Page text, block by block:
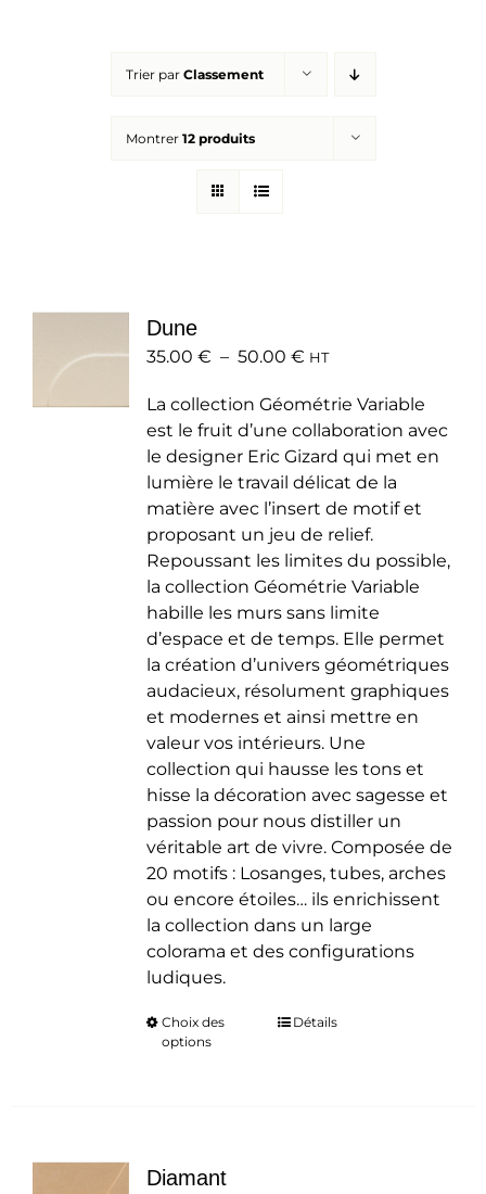
Trier par Classement
Montrer 12 produits
Dune
35.00 € – 50.00 €Plage
prix :
35.00 €
à
50.00 €
HT
La collection Géométrie Variable
est le fruit d’une collaboration avec
le designer Eric Gizard qui met en
lumière le travail délicat de la
matière avec l’insert de motif et
proposant un jeu de relief.
Repoussant les limites du possible,
la collection Géométrie Variable
habille les murs sans limite
d’espace et de temps. Elle permet
la création d’univers géométriques
audacieux, résolument graphiques
et modernes et ainsi mettre en
valeur vos intérieurs. Une
collection qui hausse les tons et
hisse la décoration avec sagesse et
passion pour nous distiller un
véritable art de vivre. Composée de
20 motifs : Losanges, tubes, arches
ou encore étoiles… ils enrichissent
la collection dans un large
colorama et des configurations
ludiques.
Choix des
options
CeDétails
Diamant